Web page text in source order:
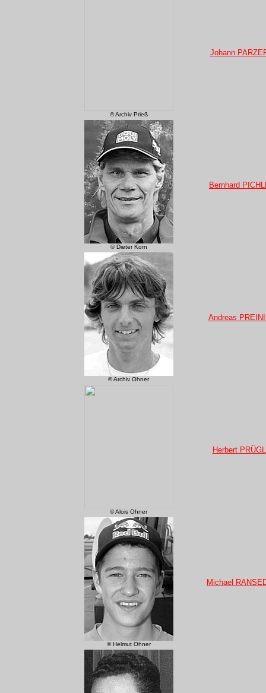
© Archiv Prieß
Johann
© Dieter Korn
Bernhard
© Archiv Ohner
Andreas
© Alois Ohner
Herbert PRÜGL
© Helmut Ohner
Michael